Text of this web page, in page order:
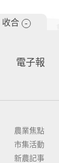
收合 -
電子報
農業焦點
市集活動
新農記事